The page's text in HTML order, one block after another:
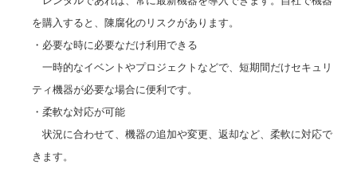
を購入すると、陳腐化のリスクがあります。
・必要な時に必要なだけ利用できる
一時的なイベントやプロジェクトなどで、短期間だけセキュリ
ティ機器が必要な場合に便利です。
・柔軟な対応が可能
状況に合わせて、機器の追加や変更、返却など、柔軟に対応で
きます。